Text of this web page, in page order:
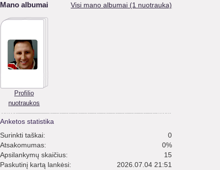
Mano albumai Visi mano albumai (1 nuotrauka)
Profilio
nuotraukos
Anketos statistika
Surinkti taškai:
0
Atsakomumas:
0%
Apsilankymų skaičius:
15
Paskutinį kartą lankėsi:
2026.07.04 21:51